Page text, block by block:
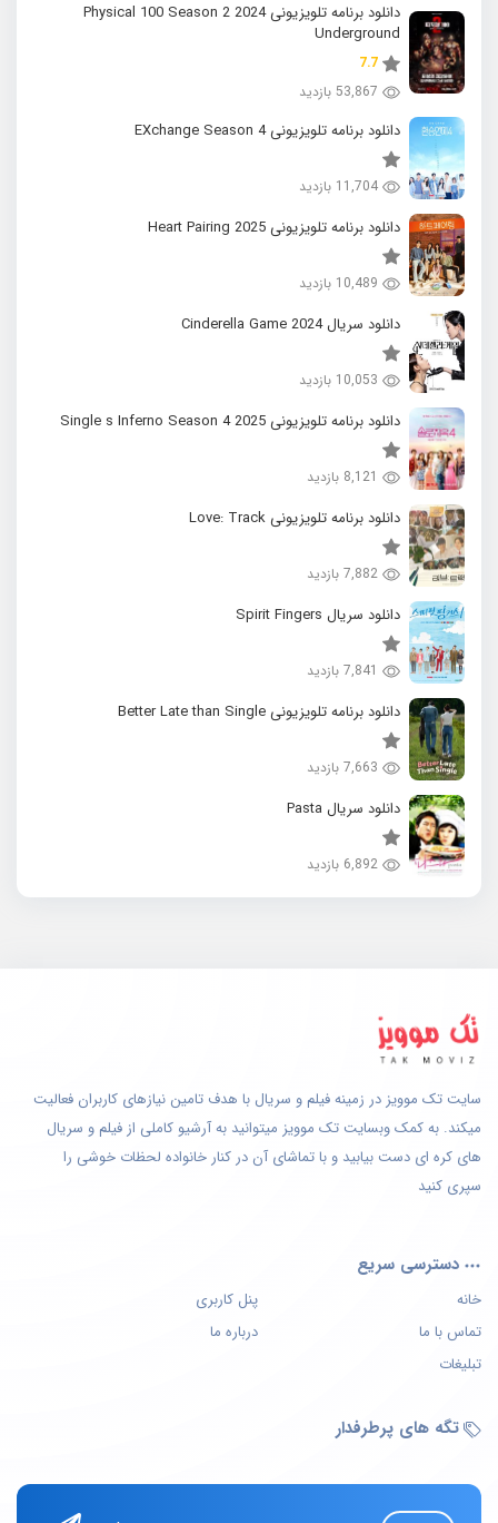
دانلود برنامه تلویزیونی 2024 Physical 100 Season 2
Underground
7.7
53,867 بازدید
دانلود برنامه تلویزیونی EXchange Season 4
11,704 بازدید
دانلود برنامه تلویزیونی 2025 Heart Pairing
10,489 بازدید
دانلود سریال 2024 Cinderella Game
10,053 بازدید
دانلود برنامه تلویزیونی 2025 Single s Inferno Season 4
8,121 بازدید
دانلود برنامه تلویزیونی Love: Track
7,882 بازدید
دانلود سریال Spirit Fingers
7,841 بازدید
دانلود برنامه تلویزیونی Better Late than Single
7,663 بازدید
دانلود سریال Pasta
6,892 بازدید
سایت تک موویز در زمینه فیلم و سریال با هدف تامین نیازهای کاربران فعالیت
میکند. به کمک وبسایت تک موویز میتوانید به آرشیو کاملی از فیلم و سریال
های کره ای دست بیابید و با تماشای آن در کنار خانواده لحظات خوشی را
سپری کنید
دسترسی سریع
خانه
پنل کاربری
تماس با ما
درباره ما
تبلیغات
تگه های پرطرفدار